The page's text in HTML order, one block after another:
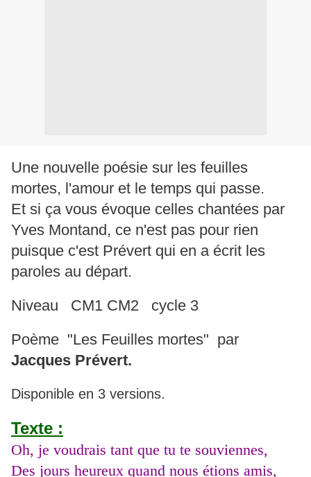
Une nouvelle poésie sur les feuilles
mortes, l'amour et le temps qui passe.
Et si ça vous évoque celles chantées par
Yves Montand, ce n'est pas pour rien
puisque c'est Prévert qui en a écrit les
paroles au départ.
Niveau CM1 CM2 cycle 3
Poème "Les Feuilles mortes" par
Jacques Prévert.
Disponible en 3 versions.
Texte :
Oh, je voudrais tant que tu te souviennes,
Des jours heureux quand nous étions amis,